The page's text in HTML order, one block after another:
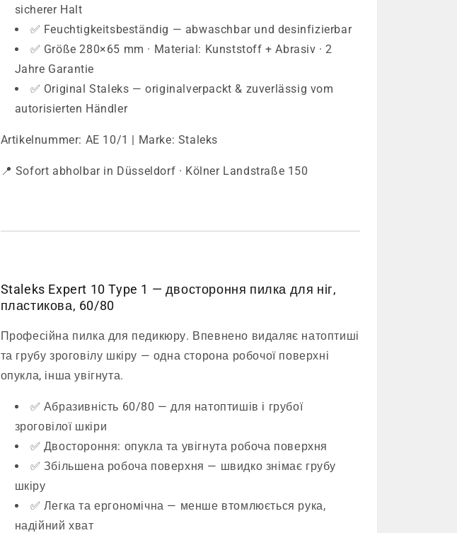
sicherer Halt
✅ Feuchtigkeitsbeständig — abwaschbar und desinfizierbar
✅ Größe 280×65 mm · Material: Kunststoff + Abrasiv · 2
Jahre Garantie
✅ Original Staleks — originalverpackt & zuverlässig vom
autorisierten Händler
Artikelnummer: AE 10/1 | Marke: Staleks
📍 Sofort abholbar in Düsseldorf · Kölner Landstraße 150
Staleks Expert 10 Type 1 — двостороння пилка для ніг,
пластикова, 60/80
Професійна пилка для педикюру. Впевнено видаляє натоптиші
та грубу зроговілу шкіру — одна сторона робочої поверхні
опукла, інша увігнута.
✅ Абразивність 60/80 — для натоптишів і грубої
зроговілої шкіри
✅ Двостороння: опукла та увігнута робоча поверхня
✅ Збільшена робоча поверхня — швидко знімає грубу
шкіру
✅ Легка та ергономічна — менше втомлюється рука,
надійний хват